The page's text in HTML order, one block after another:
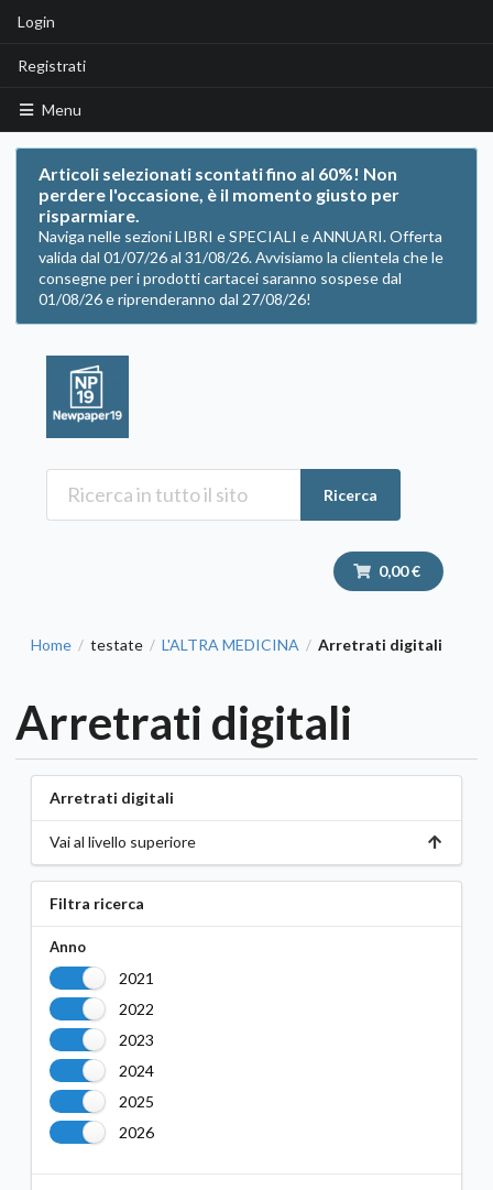
Login
Registrati
Menu
Articoli selezionati scontati fino al 60%! Non
perdere l'occasione, è il momento giusto per
risparmiare.
Naviga nelle sezioni LIBRI e SPECIALI e ANNUARI. Offerta
valida dal 01/07/26 al 31/08/26. Avvisiamo la clientela che le
consegne per i prodotti cartacei saranno sospese dal
01/08/26 e riprenderanno dal 27/08/26!
Ricerca
0,00 €
Home / testate / L'ALTRA MEDICINA / Arretrati digitali
Arretrati digitali
Arretrati digitali
Vai al livello superiore
Filtra ricerca
Anno
2021
2022
2023
2024
2025
2026